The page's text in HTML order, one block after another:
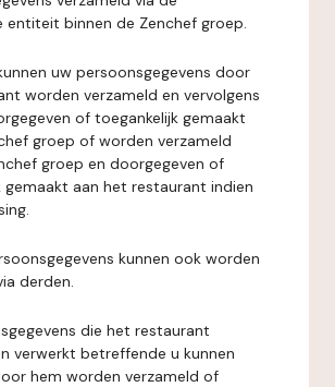
entiteit binnen de Zenchef groep.
uw persoonsgegevens door
worden verzameld en vervolgens
of toegankelijk gemaakt
groep of worden verzameld
groep en doorgegeven of
gemaakt aan het restaurant indien
kunnen ook worden
derden.
die het restaurant
verwerkt betreffende u kunnen
hem worden verzameld of